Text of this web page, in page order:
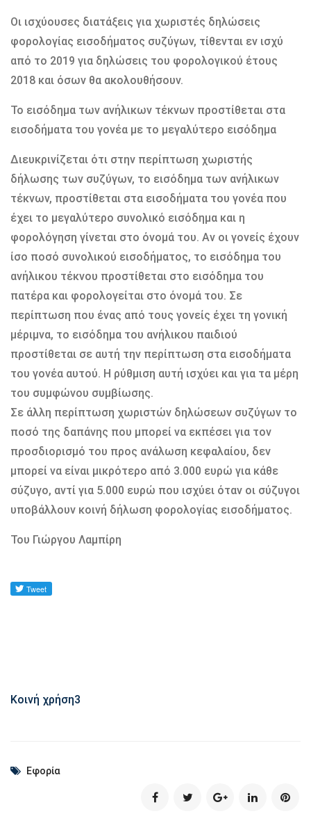
Οι ισχύουσες διατάξεις για χωριστές δηλώσεις
φορολογίας εισοδήματος συζύγων, τίθενται εν ισχύ
από το 2019 για δηλώσεις του φορολογικού έτους
2018 και όσων θα ακολουθήσουν.
Το εισόδημα των ανήλικων τέκνων προστίθεται στα
εισοδήματα του γονέα με το μεγαλύτερο εισόδημα
Διευκρινίζεται ότι στην περίπτωση χωριστής
δήλωσης των συζύγων, το εισόδημα των ανήλικων
τέκνων, προστίθεται στα εισοδήματα του γονέα που
έχει το μεγαλύτερο συνολικό εισόδημα και η
φορολόγηση γίνεται στο όνομά του. Αν οι γονείς έχουν
ίσο ποσό συνολικού εισοδήματος, το εισόδημα του
ανήλικου τέκνου προστίθεται στο εισόδημα του
πατέρα και φορολογείται στο όνομά του. Σε
περίπτωση που ένας από τους γονείς έχει τη γονική
μέριμνα, το εισόδημα του ανήλικου παιδιού
προστίθεται σε αυτή την περίπτωση στα εισοδήματα
του γονέα αυτού. Η ρύθμιση αυτή ισχύει και για τα μέρη
του συμφώνου συμβίωσης.
Σε άλλη περίπτωση χωριστών δηλώσεων συζύγων το
ποσό της δαπάνης που μπορεί να εκπέσει για τον
προσδιορισμό του προς ανάλωση κεφαλαίου, δεν
μπορεί να είναι μικρότερο από 3.000 ευρώ για κάθε
σύζυγο, αντί για 5.000 ευρώ που ισχύει όταν οι σύζυγοι
υποβάλλουν κοινή δήλωση φορολογίας εισοδήματος.
Του Γιώργου Λαμπίρη
Κοινή χρήση3
Εφορία